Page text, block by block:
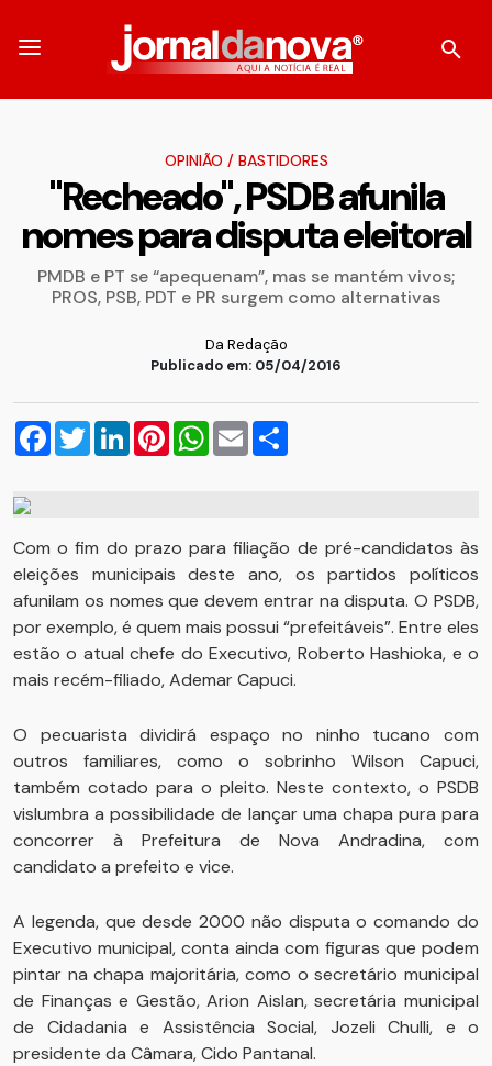
OPINIÃO / BASTIDORES
''Recheado'', PSDB afunila
nomes para disputa eleitoral
PMDB e PT se “apequenam”, mas se mantém vivos;
PROS, PSB, PDT e PR surgem como alternativas
Da Redação
Publicado em: 05/04/2016
Facebook
TwitterLinkedInPinterestWhatsApp
Email
Com o fim do prazo para filiação de pré-candidatos às
eleições municipais deste ano, os partidos políticos
afunilam os nomes que devem entrar na disputa. O PSDB,
por exemplo, é quem mais possui “prefeitáveis”. Entre eles
estão o atual chefe do Executivo, Roberto Hashioka, e o
mais recém-filiado, Ademar Capuci.
O pecuarista dividirá espaço no ninho tucano com
outros familiares, como o sobrinho Wilson Capuci,
também cotado para o pleito. Neste contexto, o PSDB
vislumbra a possibilidade de lançar uma chapa pura para
concorrer à Prefeitura de Nova Andradina, com
candidato a prefeito e vice.
A legenda, que desde 2000 não disputa o comando do
Executivo municipal, conta ainda com figuras que podem
pintar na chapa majoritária, como o secretário municipal
de Finanças e Gestão, Arion Aislan, secretária municipal
de Cidadania e Assistência Social, Jozeli Chulli, e o
presidente da Câmara, Cido Pantanal.